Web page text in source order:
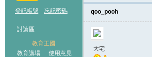
登記帳號 忘記密碼
討論區
教育王國
教育講場
使用意見
qoo_pooh
大宅